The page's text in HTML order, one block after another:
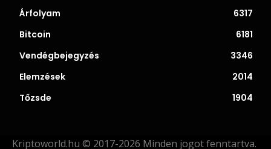
Árfolyam
6317
Bitcoin
6181
Vendégbejegyzés
3346
Elemzések
2014
Tőzsde
1904
Kriptoworld.hu © 2017-2026 Minden jogot fenntartva.